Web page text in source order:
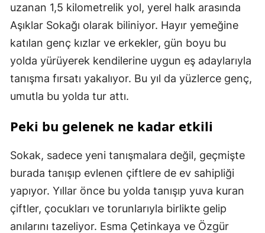
uzanan 1,5 kilometrelik yol, yerel halk arasında
Aşıklar Sokağı olarak biliniyor. Hayır yemeğine
katılan genç kızlar ve erkekler, gün boyu bu
yolda yürüyerek kendilerine uygun eş adaylarıyla
tanışma fırsatı yakalıyor. Bu yıl da yüzlerce genç,
umutla bu yolda tur attı.
Peki bu gelenek ne kadar etkili
Sokak, sadece yeni tanışmalara değil, geçmişte
burada tanışıp evlenen çiftlere de ev sahipliği
yapıyor. Yıllar önce bu yolda tanışıp yuva kuran
çiftler, çocukları ve torunlarıyla birlikte gelip
anılarını tazeliyor. Esma Çetinkaya ve Özgür